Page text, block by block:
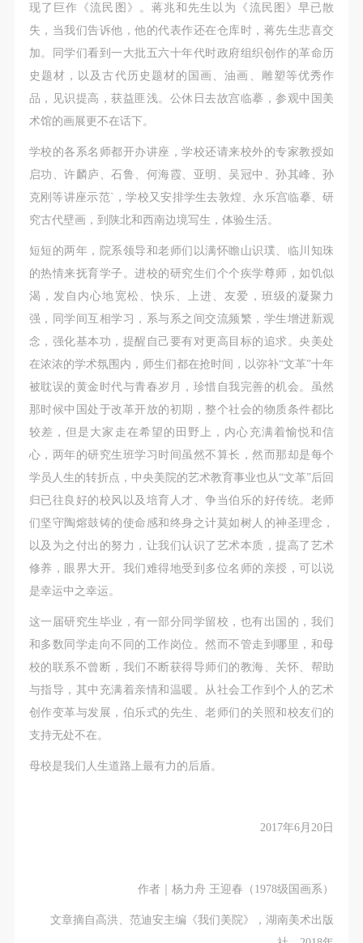
现了巨作《流民图》。蒋兆和先生以为《流民图》早已散
失，当我们告诉他，他的代表作还在仓库时，蒋先生悲喜交
加。同学们看到一大批五六十年代时政府组织创作的革命历
史题材，以及古代历史题材的国画、油画、雕塑等优秀作
品，见识提高，获益匪浅。公休日去故宫临摹，参观中国美
术馆的画展更不在话下。
学校的各系名师都开办讲座，学校还请来校外的专家教授如
启功、许麟庐、石鲁、何海霞、亚明、吴冠中、孙其峰、孙
克刚等讲座示范`，学校又安排学生去敦煌、永乐宫临摹、研
究古代壁画，到陕北和西南边境写生，体验生活。
短短的两年，院系领导和老师们以满怀瞻山识璞、临川知珠
的热情来抚育学子。进校的研究生们个个疾学尊师，如饥似
渴，发自内心地宽松、快乐、上进、友爱，班级的凝聚力
强，同学间互相学习，系与系之间交流频繁，学生增进新观
念，强化基本功，提醒自己要有对更高目标的追求。央美处
在浓浓的学术氛围内，师生们都在抢时间，以弥补“文革”十年
被耽误的黄金时代与青春岁月，珍惜自我完善的机会。虽然
那时候中国处于改革开放的初期，整个社会的物质条件都比
较差，但是大家走在希望的田野上，内心充满着愉悦和信
心，两年的研究生班学习时间虽然不算长，然而那却是每个
学员人生的转折点，中央美院的艺术教育事业也从“文革”后回
归已往良好的校风以及培育人才、争当伯乐的好传统。老师
们坚守陶熔鼓铸的使命感和终身之计莫如树人的神圣理念，
以及为之付出的努力，让我们认识了艺术本质，提高了艺术
修养，眼界大开。我们难得地受到多位名师的亲授，可以说
是幸运中之幸运。
这一届研究生毕业，有一部分同学留校，也有出国的，我们
和多数同学走向不同的工作岗位。然而不管走到哪里，和母
校的联系不曾断，我们不断获得导师们的教海、关怀、帮助
与指导，其中充满着亲情和温暖。从社会工作到个人的艺术
创作变革与发展，伯乐式的先生、老师们的关照和校友们的
支持无处不在。
母校是我们人生道路上最有力的后盾。
2017年6月20日
作者｜杨力舟 王迎春（1978级国画系）
文章摘自高洪、范迪安主编《我们美院》，湖南美术出版